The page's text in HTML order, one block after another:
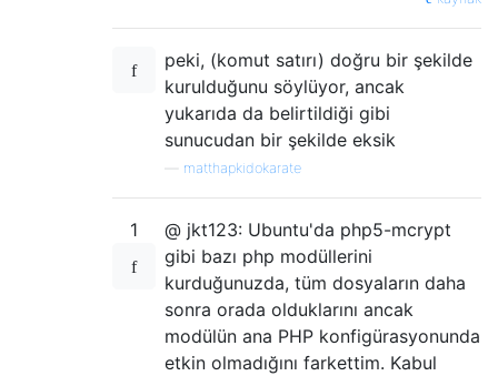
peki, (komut satırı) doğru bir şekilde
kurulduğunu söylüyor, ancak
yukarıda da belirtildiği gibi
sunucudan bir şekilde eksik
matthapkidokarate
1
@ jkt123: Ubuntu'da php5-mcrypt
gibi bazı php modüllerini
kurduğunuzda, tüm dosyaların daha
sonra orada olduklarını ancak
modülün ana PHP konfigürasyonunda
etkin olmadığını farkettim. Kabul